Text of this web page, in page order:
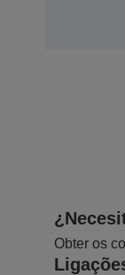
Obter os